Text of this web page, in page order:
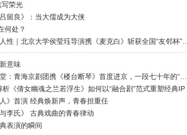
写荣光
留良》：当大儒成为大侠
何处？
意味
析《倩女幽魂之兰若浮生》如何以“融合剧”范式重塑经典IP
》首演 经典焕新声，青春担重任
李氏》 古典戏曲的青春律动
表演的瞬间